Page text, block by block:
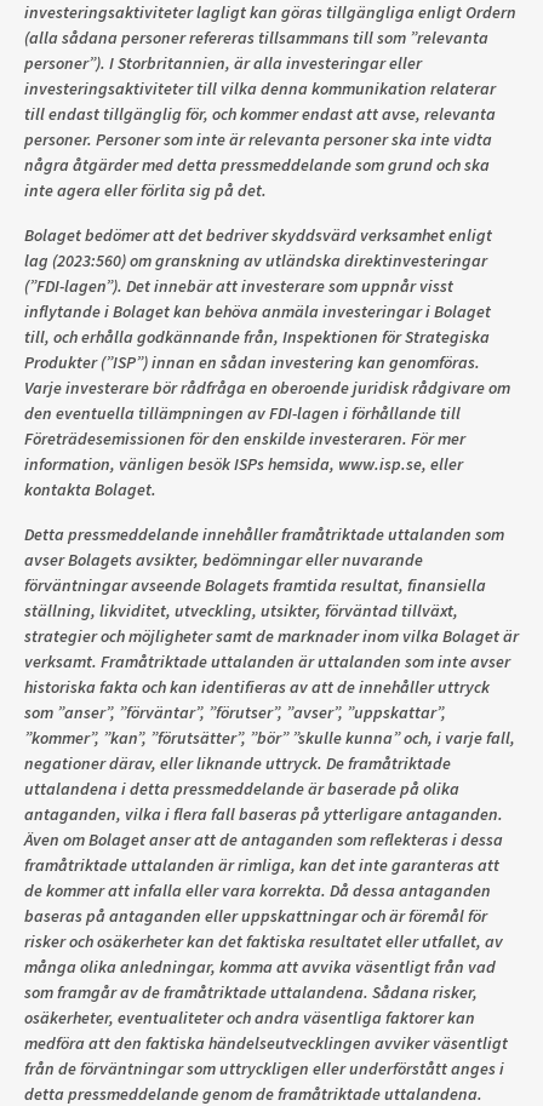
investeringsaktiviteter lagligt kan göras tillgängliga enligt Ordern
(alla sådana personer refereras tillsammans till som ”relevanta
personer”). I Storbritannien, är alla investeringar eller
investeringsaktiviteter till vilka denna kommunikation relaterar
till endast tillgänglig för, och kommer endast att avse, relevanta
personer. Personer som inte är relevanta personer ska inte vidta
några åtgärder med detta pressmeddelande som grund och ska
inte agera eller förlita sig på det.
Bolaget bedömer att det bedriver skyddsvärd verksamhet enligt
lag (2023:560) om granskning av utländska direktinvesteringar
(”FDI-lagen”). Det innebär att investerare som uppnår visst
inflytande i Bolaget kan behöva anmäla investeringar i Bolaget
till, och erhålla godkännande från, Inspektionen för Strategiska
Produkter (”ISP”) innan en sådan investering kan genomföras.
Varje investerare bör rådfråga en oberoende juridisk rådgivare om
den eventuella tillämpningen av FDI-lagen i förhållande till
Företrädesemissionen för den enskilde investeraren. För mer
information, vänligen besök ISPs hemsida, www.isp.se, eller
kontakta Bolaget.
Detta pressmeddelande innehåller framåtriktade uttalanden som
avser Bolagets avsikter, bedömningar eller nuvarande
förväntningar avseende Bolagets framtida resultat, finansiella
ställning, likviditet, utveckling, utsikter, förväntad tillväxt,
strategier och möjligheter samt de marknader inom vilka Bolaget är
verksamt. Framåtriktade uttalanden är uttalanden som inte avser
historiska fakta och kan identifieras av att de innehåller uttryck
som ”anser”, ”förväntar”, ”förutser”, ”avser”, ”uppskattar”,
”kommer”, ”kan”, ”förutsätter”, ”bör” ”skulle kunna” och, i varje fall,
negationer därav, eller liknande uttryck. De framåtriktade
uttalandena i detta pressmeddelande är baserade på olika
antaganden, vilka i flera fall baseras på ytterligare antaganden.
Även om Bolaget anser att de antaganden som reflekteras i dessa
framåtriktade uttalanden är rimliga, kan det inte garanteras att
de kommer att infalla eller vara korrekta. Då dessa antaganden
baseras på antaganden eller uppskattningar och är föremål för
risker och osäkerheter kan det faktiska resultatet eller utfallet, av
många olika anledningar, komma att avvika väsentligt från vad
som framgår av de framåtriktade uttalandena. Sådana risker,
osäkerheter, eventualiteter och andra väsentliga faktorer kan
medföra att den faktiska händelseutvecklingen avviker väsentligt
från de förväntningar som uttryckligen eller underförstått anges i
detta pressmeddelande genom de framåtriktade uttalandena.